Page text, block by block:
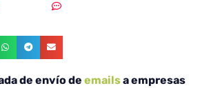
de envío deemailsa empresas